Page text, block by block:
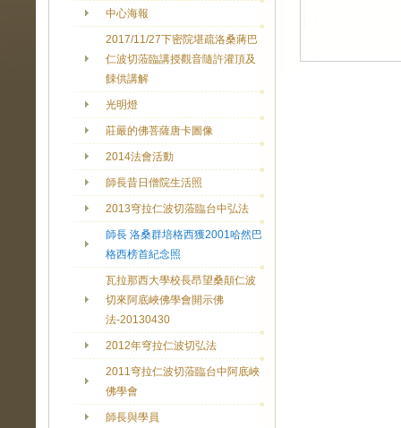
中心海報
2017/11/27下密院堪疏洛桑蔣巴
仁波切蒞臨講授觀音隨許灌頂及
餗供講解
光明燈
莊嚴的佛菩薩唐卡圖像
2014法會活動
師長昔日僧院生活照
2013穹拉仁波切蒞臨台中弘法
師長 洛桑群培格西獲2001哈然巴
格西榜首紀念照
瓦拉那西大學校長昂望桑顛仁波
切來阿底峽佛學會開示佛
法-20130430
2012年穹拉仁波切弘法
2011穹拉仁波切蒞臨台中阿底峽
佛學會
師長與學員